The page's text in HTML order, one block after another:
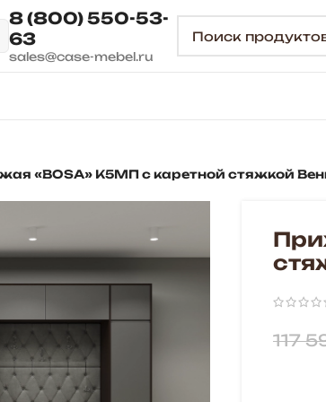
8 (800) 550-53-
63
sales@case-mebel.ru
«BOSA» К5МП с каретной стяжкой
117